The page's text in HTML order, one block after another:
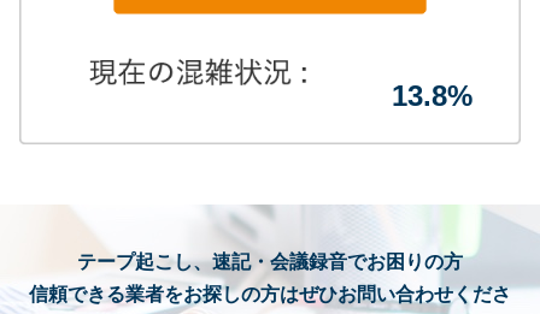
13.8%
テープ起こし、速記・会議録音でお困りの方
信頼できる業者をお探しの方はぜひお問い合わせくださ